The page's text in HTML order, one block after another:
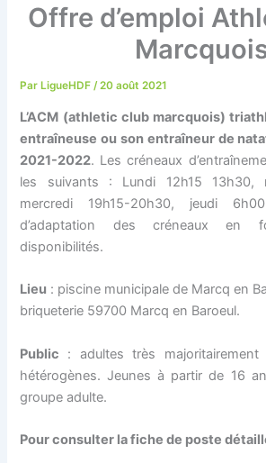
Offre d’emploi
ParLigueHDF /20 août 2021
L’ACM (athletic club marcquois)
entraîneuse ou son entraîneur de
2021-2022. Les créneaux
les suivants : Lundi 12h15 13h30,
mercredi 19h15-20h30, jeudi
d’adaptation des créneaux en
disponibilités.
Lieu : piscine municipale de Marcq en
briqueterie 59700 Marcq en Baroeul.
Public : adultes très
hétérogènes. Jeunes à partir de 16
groupe adulte.
Pour consulter la fiche de poste